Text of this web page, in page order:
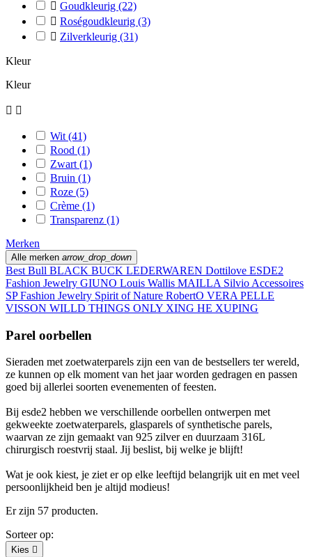
 Goudkleurig (22)
 Roségoudkleurig (3)
 Zilverkleurig (31)
Kleur
Kleur
 
Wit (41)
Rood (1)
Zwart (1)
Bruin (1)
Roze (5)
Crème (1)
Transparenz (1)
Merken
Alle merken arrow_drop_down
Best Bull BLACK BUCK LEDERWAREN Dottilove ESDE2
Fashion Jewelry GIUNO Louis Wallis MAILLA Silvio Accessoires
SP Fashion Jewelry Spirit of Nature RobertO VERA PELLE
VISSON WILLD THINGS ONLY XING HE XUPING
Parel oorbellen
Sieraden met zoetwaterparels zijn een van de bestsellers ter wereld,
ze kunnen op elk moment van het jaar worden gedragen en passen
goed bij allerlei soorten evenementen of feesten.
Bij esde2 hebben we verschillende oorbellen ontwerpen met
gekweekte zoetwaterparels, glasparels of synthetische parels,
waarvan ze zijn gemaakt van 925 zilver en duurzaam 316L
chirurgisch roestvrij staal. Jij beslist, bij welke je blijft!
Wat je ook kiest, je ziet er op elke leeftijd belangrijk uit en met veel
persoonlijkheid ben je altijd modieus!
Er zijn 57 producten.
Sorteer op:
Kies 